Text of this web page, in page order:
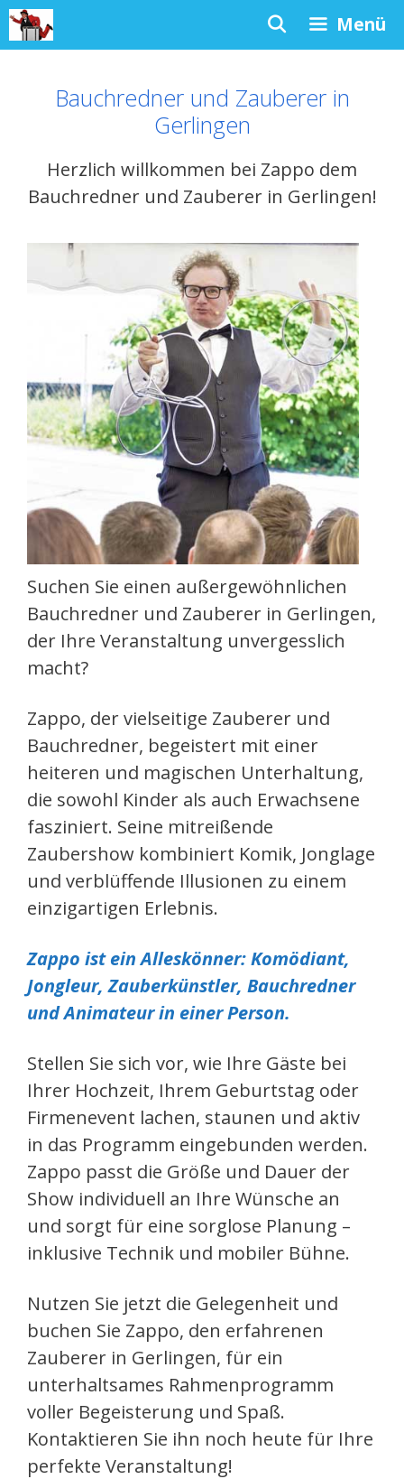
Zum
Inhalt
Menü
Bauchredner und Zauberer in
Gerlingen
Herzlich willkommen bei Zappo dem
Bauchredner und Zauberer in Gerlingen!
Suchen Sie einen außergewöhnlichen
Bauchredner und Zauberer in Gerlingen,
der Ihre Veranstaltung unvergesslich
macht?
Zappo, der vielseitige Zauberer und
Bauchredner, begeistert mit einer
heiteren und magischen Unterhaltung,
die sowohl Kinder als auch Erwachsene
fasziniert. Seine mitreißende
Zaubershow kombiniert Komik, Jonglage
und verblüffende Illusionen zu einem
einzigartigen Erlebnis.
Zappo ist ein Alleskönner: Komödiant,
Jongleur, Zauberkünstler, Bauchredner
und Animateur in einer Person.
Stellen Sie sich vor, wie Ihre Gäste bei
Ihrer Hochzeit, Ihrem Geburtstag oder
Firmenevent lachen, staunen und aktiv
in das Programm eingebunden werden.
Zappo passt die Größe und Dauer der
Show individuell an Ihre Wünsche an
und sorgt für eine sorglose Planung –
inklusive Technik und mobiler Bühne.
Nutzen Sie jetzt die Gelegenheit und
buchen Sie Zappo, den erfahrenen
Zauberer in Gerlingen, für ein
unterhaltsames Rahmenprogramm
voller Begeisterung und Spaß.
Kontaktieren Sie ihn noch heute für Ihre
perfekte Veranstaltung!